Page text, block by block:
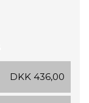
DKK 436,00